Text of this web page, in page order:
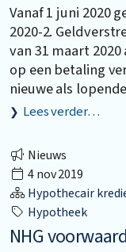
Vanaf 1 juni 2020
2020-2.
van 31 maart
op een betaling
nieuwe als
Lees verder…
Nieuws
4 nov 2019
Hypothecair
Hypotheek
NHG